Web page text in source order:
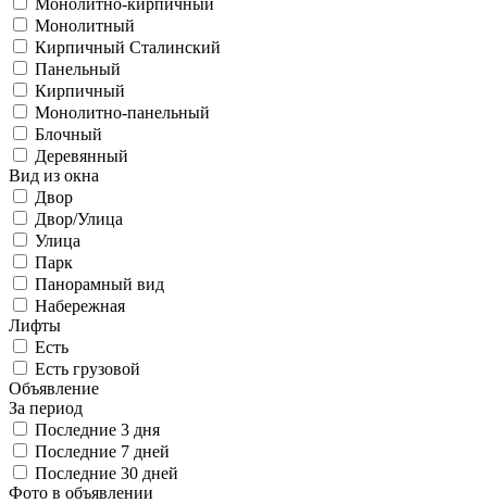
Монолитный
Кирпичный Сталинский
Панельный
Кирпичный
Монолитно-панельный
Блочный
Деревянный
Вид из окна
Двор
Двор/Улица
Улица
Парк
Панорамный вид
Набережная
Лифты
Есть
Есть грузовой
Объявление
За период
Последние 3 дня
Последние 7 дней
Последние 30 дней
Фото в объявлении